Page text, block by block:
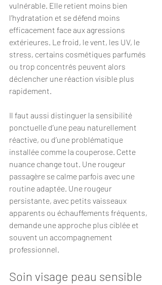
vulnérable. Elle retient moins bien
l’hydratation et se défend moins
efficacement face aux agressions
extérieures. Le froid, le vent, les UV, le
stress, certains cosmétiques parfumés
ou trop concentrés peuvent alors
déclencher une réaction visible plus
rapidement.
Il faut aussi distinguer la sensibilité
ponctuelle d’une peau naturellement
réactive, ou d’une problématique
installée comme la couperose. Cette
nuance change tout. Une rougeur
passagère se calme parfois avec une
routine adaptée. Une rougeur
persistante, avec petits vaisseaux
apparents ou échauffements fréquents,
demande une approche plus ciblée et
souvent un accompagnement
professionnel.
Soin visage peau sensible